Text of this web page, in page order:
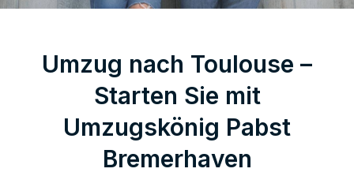
Umzug nach Toulouse –
Starten Sie mit
Umzugskönig Pabst
Bremerhaven